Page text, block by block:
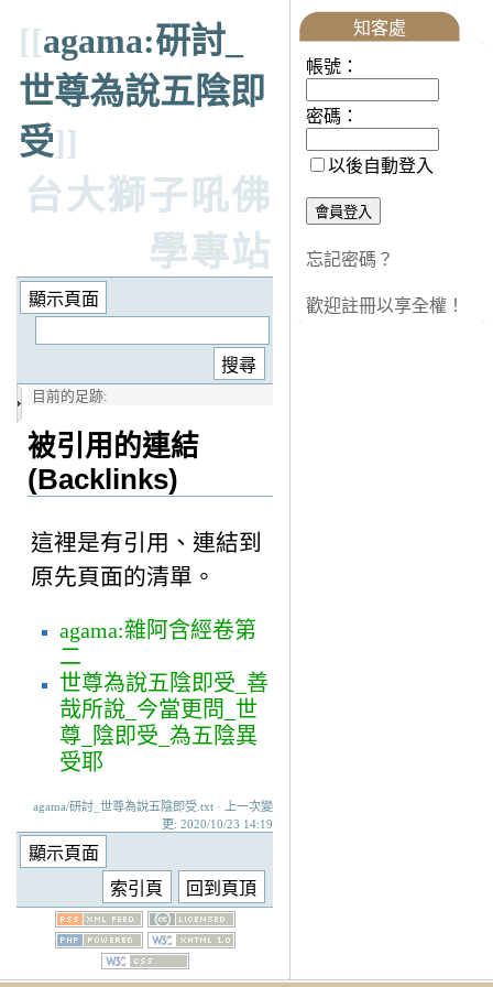
[[agama:研討_
世尊為說五陰即
受]]
台大獅子吼佛
學專站
目前的足跡:
被引用的連結
(Backlinks)
這裡是有引用、連結到
原先頁面的清單。
agama:雜阿含經卷第
二
世尊為說五陰即受_善
哉所說_今當更問_世
尊_陰即受_為五陰異
受耶
agama/研討_世尊為說五陰即受.txt · 上一次變
更: 2020/10/23 14:19
知客處
帳號：
密碼：
以後自動登入
忘記密碼？
歡迎註冊以享全權！